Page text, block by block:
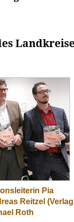
Pia
Reitzel (Verlag
Roth